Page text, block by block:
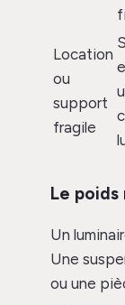
Location
ou
support
fragile
Le
Un
Une
ou une